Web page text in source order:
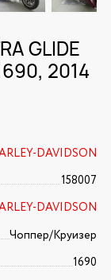
GLIDE
2014
DAVIDSON
158007
DAVIDSON
Чоппер/Круизер
1690